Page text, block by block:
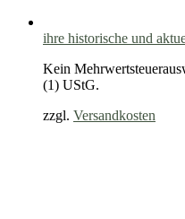
ihre historische und
Kein
(1) UStG.
zzgl. Versandkosten